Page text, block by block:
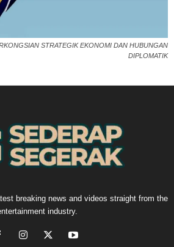
STRATEGIK EKONOMI DAN HUBUNGAN
DIPLOMATIK
breaking news and videos straight from the
industry.